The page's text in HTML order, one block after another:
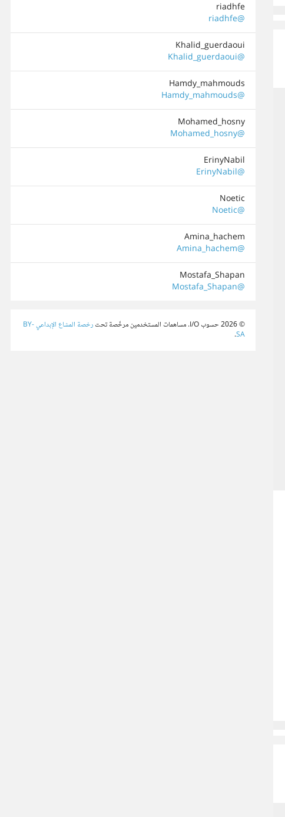
riadhfe
@riadhfe
Khalid_guerdaoui
@Khalid_guerdaoui
Hamdy_mahmouds
@Hamdy_mahmouds
Mohamed_hosny
@Mohamed_hosny
ErinyNabil
@ErinyNabil
Noetic
@Noetic
Amina_hachem
@Amina_hachem
Mostafa_Shapan
@Mostafa_Shapan
© 2026 حسوب I/O. مساهمات المستخدمين مرخّصة تحت
رخصة المشاع الإبداعي BY-
SA
.